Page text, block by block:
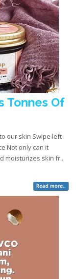
Tonnes Of
our skin Swipe left
Not only can it
moisturizes skin fr...
Read more..